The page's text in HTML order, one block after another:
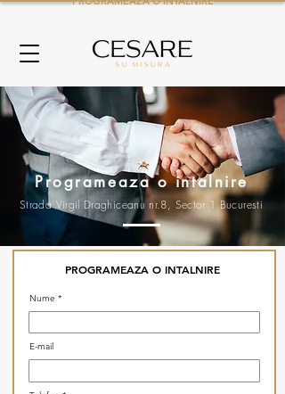
Programeaza o intalnire
Strada Virgil Draghiceanu nr.8, Sector 1 Bucuresti
PROGRAMEAZA O INTALNIRE
Nume
E-mail